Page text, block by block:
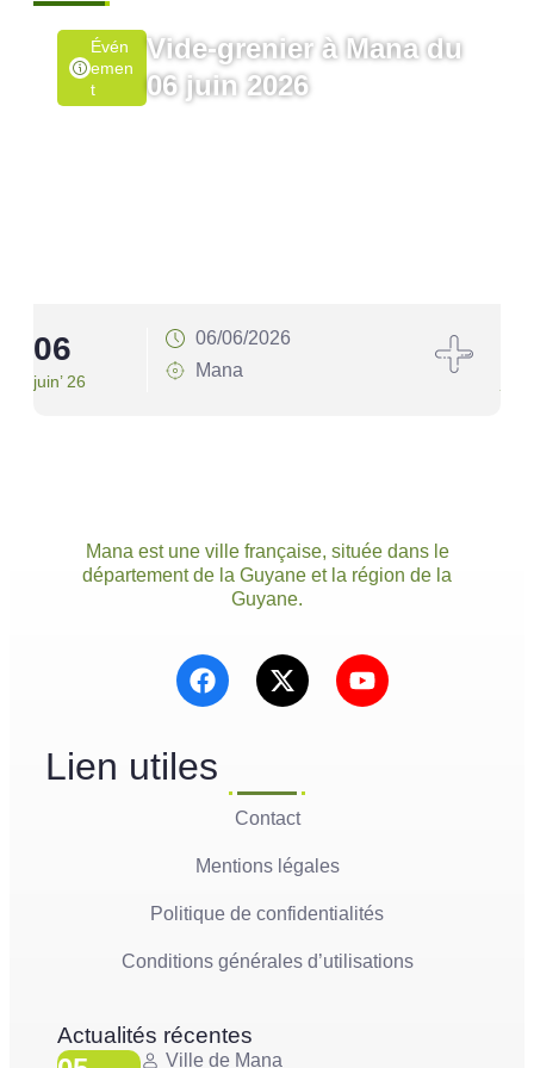
Évén
Emen
T
Vide-grenier à Mana du
06 juin 2026
06
juin’ 26
06/06/2026
Mana
Mana est une ville française, située dans le
département de la Guyane et la région de la
Guyane.
Lien utiles
Contact
Mentions légales
Politique de confidentialités
Conditions générales d’utilisations
Actualités récentes
Ville de Mana